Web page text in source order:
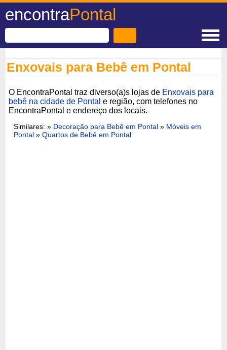
encontraPontal
Enxovais para Bebê em Pontal
O EncontraPontal traz diverso(a)s lojas de Enxovais para
bebê na cidade de Pontal e região, com telefones no
EncontraPontal e endereço dos locais.
Similares: » Decoração para Bebê em Pontal » Móveis em
Pontal »Quartos de Bebê em Pontal